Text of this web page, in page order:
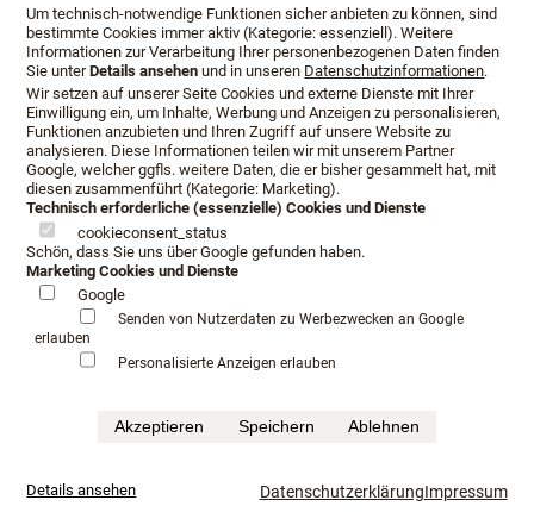
Öffnungszeiten Anfahrt
Beratungstermin
Serviceangebot
Infopaket
mehr...
Häufig gesucht: Boxspringbetten Testen Luxushotel schlafen
Um technisch-notwendige Funktionen sicher anbieten zu können, sind
bestimmte Cookies immer aktiv (Kategorie: essenziell). Weitere
Informationen zur Verarbeitung Ihrer personenbezogenen Daten finden
Sie unterDetails ansehen und in unseren Datenschutzinformationen.
Wir setzen auf unserer Seite Cookies und externe Dienste mit Ihrer
Einwilligung ein, um Inhalte, Werbung und Anzeigen zu personalisieren,
Funktionen anzubieten und Ihren Zugriff auf unsere Website zu
analysieren. Diese Informationen teilen wir mit unserem Partner
Google, welcher ggfls. weitere Daten, die er bisher gesammelt hat, mit
diesen zusammenführt (Kategorie: Marketing).
Technisch erforderliche (essenzielle) Cookies und Dienste
cookieconsent_status
Schön, dass Sie uns über Google gefunden haben.
Marketing Cookies und Dienste
Google
Senden von Nutzerdaten zu Werbezwecken an Google
erlauben
Personalisierte Anzeigen erlauben
Akzeptieren Speichern Ablehnen
Details ansehen DatenschutzerklärungImpressum